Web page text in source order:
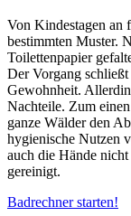
Von Kindestagen an
bestimmten Muster.
Toilettenpapier
Der Vorgang
Gewohnheit.
Nachteile. Zum
ganze Wälder den
hygienische Nutzen
auch die Hände
gereinigt.
Badrechner starten!